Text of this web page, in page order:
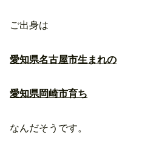
ご出身は
愛知県名古屋市生まれの
愛知県岡崎市育ち
なんだそうです。